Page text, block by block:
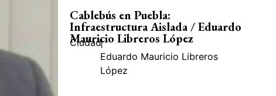
Cablebús en Puebla:
Infraestructura Aislada / Eduardo
Mauricio Libreros López
Ciudad|
Eduardo Mauricio Libreros
López